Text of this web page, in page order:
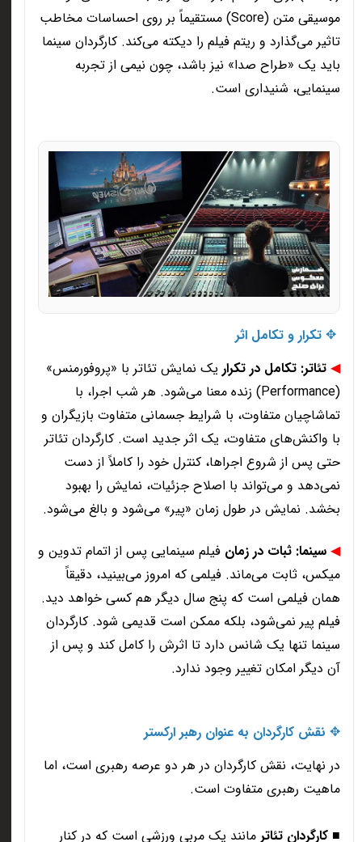
موسیقی متن (Score)
مستقیماً بر روی احساسات مخاطب
تاثیر می‌گذارد و ریتم فیلم را دیکته می‌کند. کارگردان سینما
باید یک «طراح صدا» نیز باشد، چون نیمی از تجربه
سینمایی، شنیداری است.
✥ تکرار و تکامل اثر
◀ تئاتر: تکامل در تکرار یک نمایش تئاتر با «پروفورمنس»
(Performance)
زنده معنا می‌شود. هر شب اجرا، با
تماشاچیان متفاوت، با شرایط جسمانی متفاوت بازیگران و
با واکنش‌های متفاوت، یک اثر جدید است. کارگردان تئاتر
حتی پس از شروع اجراها، کنترل خود را کاملاً از دست
نمی‌دهد و می‌تواند با اصلاح جزئیات، نمایش را بهبود
بخشد. نمایش در طول زمان «پیر» می‌شود و بالغ می‌شود.
◀ سینما: ثبات در زمان فیلم سینمایی پس از اتمام تدوین و
میکس، ثابت می‌ماند. فیلمی که امروز می‌بینید، دقیقاً
همان فیلمی است که پنج سال دیگر هم کسی خواهد دید.
فیلم پیر نمی‌شود، بلکه ممکن است قدیمی شود. کارگردان
سینما تنها یک شانس دارد تا اثرش را کامل کند و پس از
آن دیگر امکان تغییر وجود ندارد.
✥ نقش کارگردان به عنوان رهبر ارکستر
در نهایت، نقش کارگردان در هر دو عرصه رهبری است، اما
ماهیت رهبری متفاوت است.
■ کارگردان تئاتر مانند یک مربی ورزشی است که در کنار